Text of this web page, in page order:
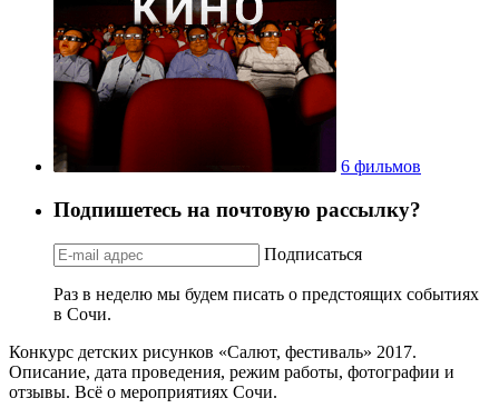
6 фильмов
Подпишетесь на почтовую рассылку?
Подписаться
Раз в неделю мы будем писать о предстоящих событиях
в Сочи.
Конкурс детских рисунков «Салют, фестиваль» 2017.
Описание, дата проведения, режим работы, фотографии и
отзывы. Всё о мероприятиях Сочи.